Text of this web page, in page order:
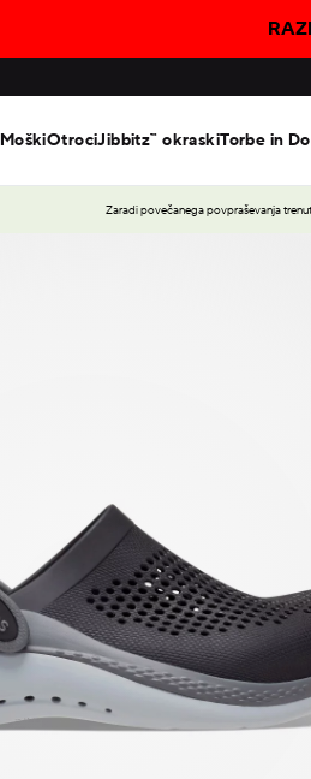
MoškiOtrociJibbitz™ okraskiTorbe in
Zaradi povečanega povpraševanja